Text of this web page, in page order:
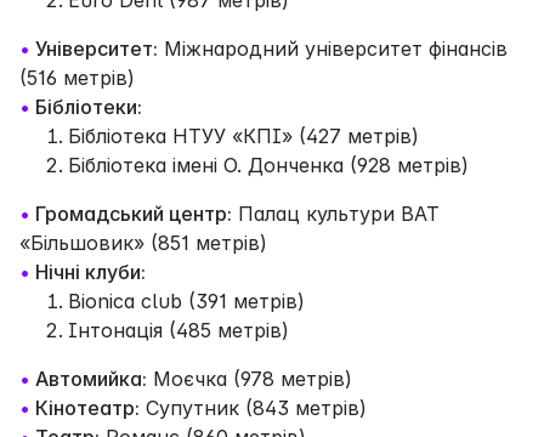
• Університет: Міжнародний університет фінансів
(516 метрів)
• Бібліотеки:
Бібліотека НТУУ «КПІ» (427 метрів)
Бібліотека імені О. Донченка (928 метрів)
• Громадський центр: Палац культури ВАТ
«Більшовик» (851 метрів)
• Нічні клуби:
Bionica club (391 метрів)
Інтонація (485 метрів)
• Автомийка: Моєчка (978 метрів)
• Кінотеатр: Супутник (843 метрів)